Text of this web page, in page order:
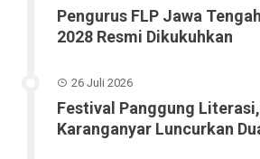
Pengurus FLP Jawa
2028 Resmi Dikukuhkan
26 Juli 2026
Festival Panggung
Karanganyar Luncurkan